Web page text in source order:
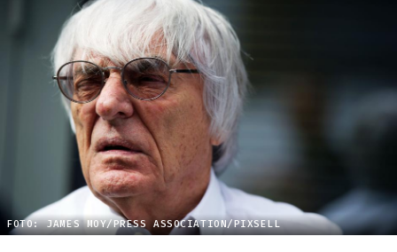
FOTO: JAMES MOY/PRESS ASSOCIATION/PIXSELL